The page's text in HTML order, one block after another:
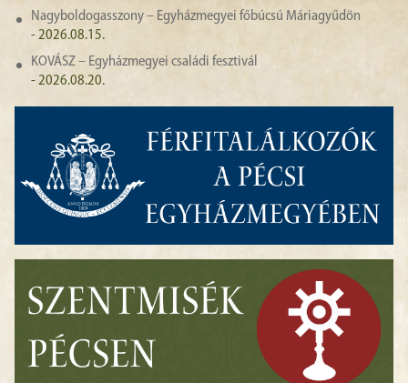
Nagyboldogasszony – Egyházmegyei főbúcsú Máriagyűdön
- 2026.08.15.
KOVÁSZ – Egyházmegyei családi fesztivál
- 2026.08.20.